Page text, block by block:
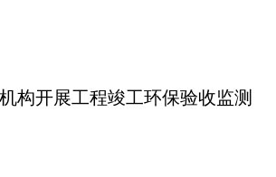
构开展工程竣工环保验收监测